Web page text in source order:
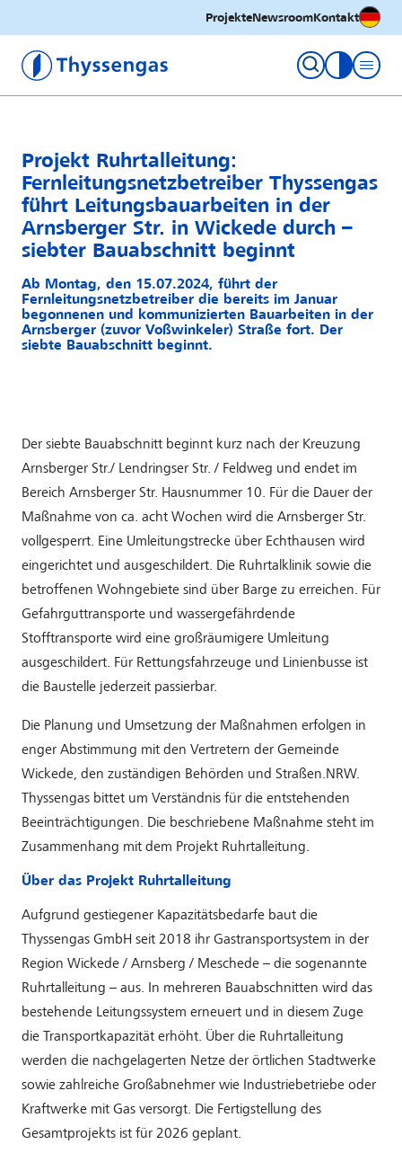
ProjekteNewsroomKontakt
Thyssengas GmbH
Projekt Ruhrtalleitung:
Fernleitungsnetzbetreiber Thyssengas
führt Leitungsbauarbeiten in der
Arnsberger Str. in Wickede durch –
siebter Bauabschnitt beginnt
Ab Montag, den 15.07.2024, führt der
Fernleitungsnetzbetreiber die bereits im Januar
begonnenen und kommunizierten Bauarbeiten in der
Arnsberger (zuvor Voßwinkeler) Straße fort. Der
siebte Bauabschnitt beginnt.
Der siebte Bauabschnitt beginnt kurz nach der Kreuzung
Arnsberger Str./ Lendringser Str. / Feldweg und endet im
Bereich Arnsberger Str. Hausnummer 10. Für die Dauer der
Maßnahme von ca. acht Wochen wird die Arnsberger Str.
vollgesperrt. Eine Umleitungstrecke über Echthausen wird
eingerichtet und ausgeschildert. Die Ruhrtalklinik sowie die
betroffenen Wohngebiete sind über Barge zu erreichen. Für
Gefahrguttransporte und wasser­gefährdende
Stofftransporte wird eine großräumigere Umleitung
ausgeschildert. Für Rettungsfahrzeuge und Linienbusse ist
die Baustelle jederzeit passierbar.
Die Planung und Umsetzung der Maßnahmen erfolgen in
enger Abstimmung mit den Vertretern der Gemeinde
Wickede, den zuständigen Behörden und Straßen.NRW.
Thyssengas bittet um Verständnis für die entstehenden
Beein­trächtigungen. Die beschriebene Maß­nahme steht im
Zusammen­hang mit dem Projekt Ruhrtalleitung.
Über das Projekt Ruhrtalleitung
Aufgrund gestiegener Kapazitätsbedarfe baut die
Thyssengas GmbH seit 2018 ihr Gastransportsystem in der
Region Wickede / Arnsberg / Meschede – die sogenannte
Ruhrtalleitung – aus. In mehreren Bauabschnitten wird das
bestehende Leitungssystem erneuert und in diesem Zuge
die Transportkapazität erhöht. Über die Ruhrtalleitung
werden die nachgelagerten Netze der örtlichen Stadtwerke
sowie zahlreiche Großabnehmer wie Industriebetriebe oder
Kraftwerke mit Gas versorgt. Die Fertigstellung des
Gesamtprojekts ist für 2026 geplant.